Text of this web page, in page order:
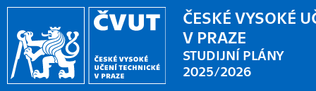
ČESKÉ VYSOKÉ
V PRAZE
STUDIJNÍ PLÁNY
2025/2026